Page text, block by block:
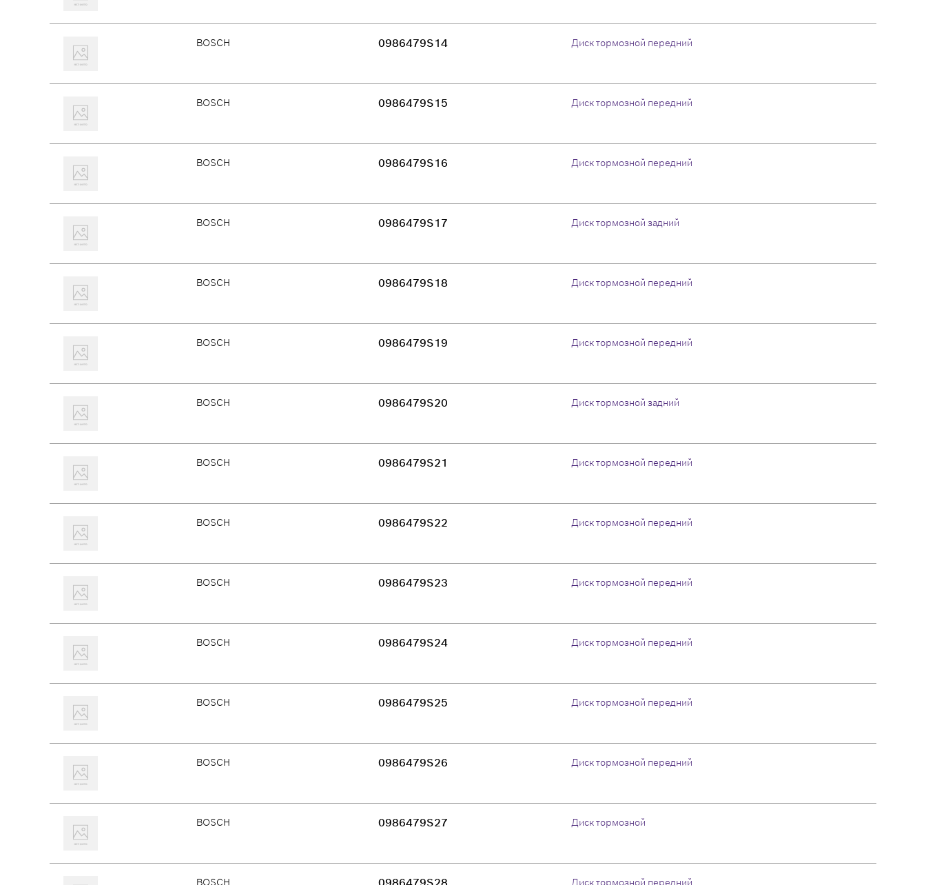
BOSCH 0986479S14 Диск тормозной передний
BOSCH 0986479S15 Диск тормозной передний
BOSCH 0986479S16 Диск тормозной передний
BOSCH 0986479S17 Диск тормозной задний
BOSCH 0986479S18 Диск тормозной передний
BOSCH 0986479S19 Диск тормозной передний
BOSCH 0986479S20 Диск тормозной задний
BOSCH 0986479S21 Диск тормозной передний
BOSCH 0986479S22 Диск тормозной передний
BOSCH 0986479S23 Диск тормозной передний
BOSCH 0986479S24 Диск тормозной передний
BOSCH 0986479S25 Диск тормозной передний
BOSCH 0986479S26 Диск тормозной передний
BOSCH 0986479S27 Диск тормозной
BOSCH Диск тормозной передний